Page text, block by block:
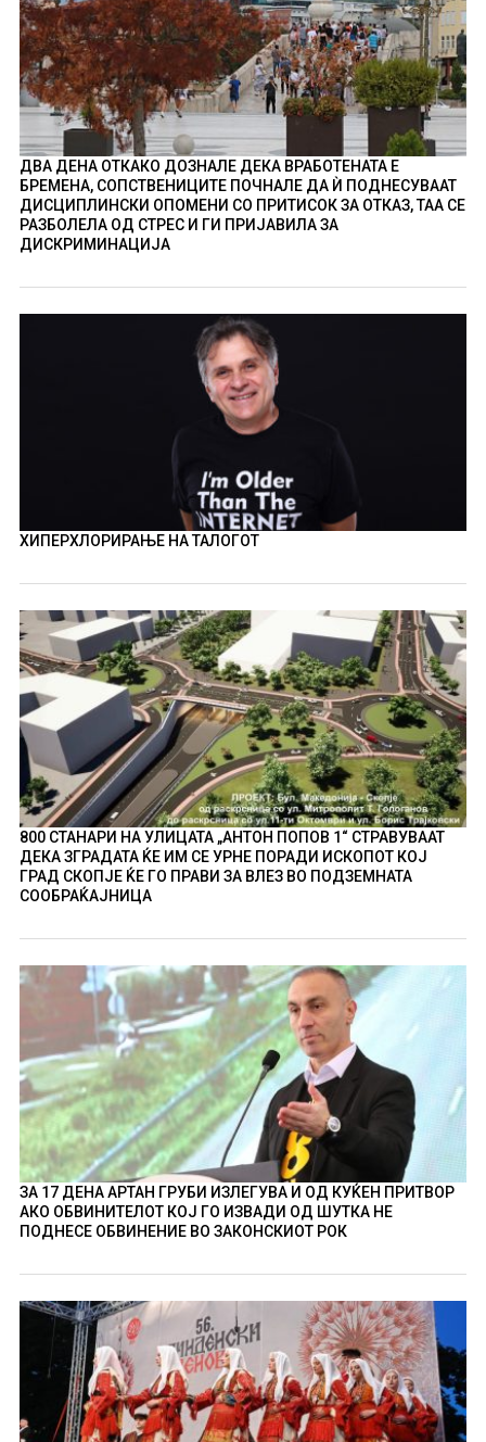
ДВА ДЕНА ОТКАКО ДОЗНАЛЕ ДЕКА ВРАБОТЕНАТА Е
БРЕМЕНА, СОПСТВЕНИЦИТЕ ПОЧНАЛЕ ДА Ѝ ПОДНЕСУВААТ
ДИСЦИПЛИНСКИ ОПОМЕНИ СО ПРИТИСОК ЗА ОТКАЗ, ТАА СЕ
РАЗБОЛЕЛА ОД СТРЕС И ГИ ПРИЈАВИЛА ЗА
ДИСКРИМИНАЦИЈА
ХИПЕРХЛОРИРАЊЕ НА ТАЛОГОТ
800 СТАНАРИ НА УЛИЦАТА „АНТОН ПОПОВ 1“ СТРАВУВААТ
ДЕКА ЗГРАДАТА ЌЕ ИМ СЕ УРНЕ ПОРАДИ ИСКОПОТ КОЈ
ГРАД СКОПЈЕ ЌЕ ГО ПРАВИ ЗА ВЛЕЗ ВО ПОДЗЕМНАТА
СООБРАЌАЈНИЦА
ЗА 17 ДЕНА АРТАН ГРУБИ ИЗЛЕГУВА И ОД КУЌЕН ПРИТВОР
АКО ОБВИНИТЕЛОТ КОЈ ГО ИЗВАДИ ОД ШУТКА НЕ
ПОДНЕСЕ ОБВИНЕНИЕ ВО ЗАКОНСКИОТ РОК